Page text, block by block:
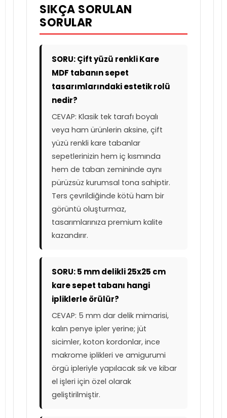
SIKÇA SORULAN
SORULAR
SORU: Çift yüzü renkli Kare
MDF tabanın sepet
tasarımlarındaki estetik rolü
nedir?
CEVAP: Klasik tek tarafı boyalı
veya ham ürünlerin aksine, çift
yüzü renkli kare tabanlar
sepetlerinizin hem iç kısmında
hem de taban zemininde aynı
pürüzsüz kurumsal tona sahiptir.
Ters çevrildiğinde kötü ham bir
görüntü oluşturmaz,
tasarımlarınıza premium kalite
kazandırır.
SORU: 5 mm delikli 25x25 cm
kare sepet tabanı hangi
ipliklerle örülür?
CEVAP: 5 mm dar delik mimarisi,
kalın penye ipler yerine; jüt
sicimler, koton kordonlar, ince
makrome iplikleri ve amigurumi
örgü ipleriyle yapılacak sık ve kibar
el işleri için özel olarak
geliştirilmiştir.